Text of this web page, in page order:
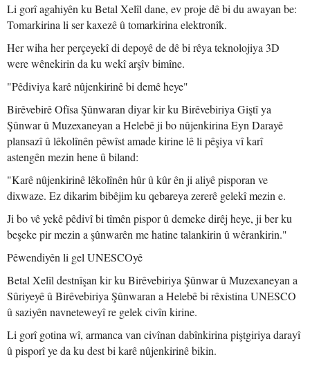
Li gorî agahiyên ku Betal Xelîl dane, ev proje dê bi du awayan be:
Tomarkirina li ser kaxezê û tomarkirina elektronîk.
Her wiha her perçeyekî di depoyê de dê bi rêya teknolojiya 3D
were wênekirin da ku wekî arşîv bimîne.
"Pêdiviya karê nûjenkirinê bi demê heye"
Birêvebirê Ofîsa Şûnwaran diyar kir ku Birêvebiriya Giştî ya
Şûnwar û Muzexaneyan a Helebê ji bo nûjenkirina Eyn Darayê
plansazî û lêkolînên pêwîst amade kirine lê li pêşiya vî karî
astengên mezin hene û biland:
"Karê nûjenkirinê lêkolînên hûr û kûr ên ji aliyê pisporan ve
dixwaze. Ez dikarim bibêjim ku qebareya zererê gelekî mezin e.
Ji bo vê yekê pêdivî bi tîmên pispor û demeke dirêj heye, ji ber ku
beşeke pir mezin a şûnwarên me hatine talankirin û wêrankirin."
Pêwendiyên li gel UNESCOyê
Betal Xelîl destnîşan kir ku Birêvebiriya Şûnwar û Muzexaneyan a
Sûriyeyê û Birêvebiriya Şûnwaran a Helebê bi rêxistina UNESCO
û saziyên navneteweyî re gelek civîn kirine.
Li gorî gotina wî, armanca van civînan dabînkirina piştgiriya darayî
û pisporî ye da ku dest bi karê nûjenkirinê bikin.